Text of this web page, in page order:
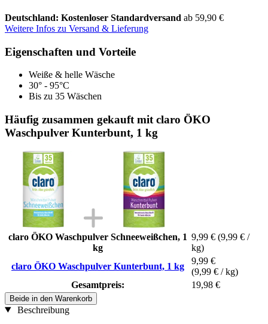
Deutschland: Kostenloser Standardversand ab 59,90 €
Weitere Infos zu Versand & Lieferung
Eigenschaften und Vorteile
Weiße & helle Wäsche
30° - 95°C
Bis zu 35 Wäschen
Häufig zusammen gekauft mit claro ÖKO
Waschpulver Kunterbunt, 1 kg
claro ÖKO Waschpulver Schneeweißchen, 1
kg
9,99 € (9,99 € /
kg)
claro ÖKO Waschpulver Kunterbunt, 1 kg
9,99 €
(9,99 € / kg)
Gesamtpreis:
19,98 €
Beide in den Warenkorb
Beschreibung